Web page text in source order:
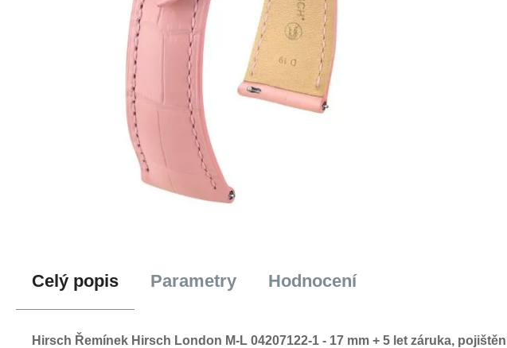
Celý popis Parametry Hodnocení
Hirsch Řemínek Hirsch London M-L 04207122-1 - 17 mm + 5 let záruka,